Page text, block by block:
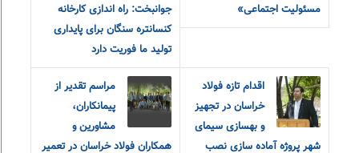
مسئولیت اجتماعی»
جوانبخت: راه اندازی کارخانه
کنسانتره سنگان برای پایداری
تولید ما فوریت دارد
اقدام تازه فولاد
خراسان در تجهیز
و بهسازی سیمای
شهر پروژه آماده سازی نصب
مراسم تقدیر از
پیمانکاران،
مشاورین و
همکاران فولاد خراسان در تعمیر